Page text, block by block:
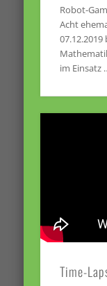
Robot-
Acht
im Einsatz
Time-